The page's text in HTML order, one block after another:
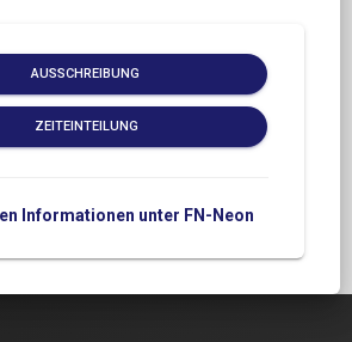
AUSSCHREIBUNG
ZEITEINTEILUNG
Informationen unter FN-Neon